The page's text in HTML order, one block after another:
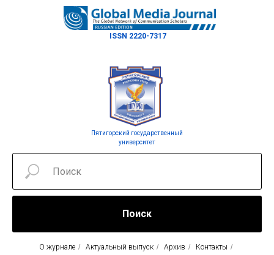
Пятигорский государственный
университет
ISSN 2220-7317
Поиск
О журнале / Актуальный выпуск / Архив / Контакты /